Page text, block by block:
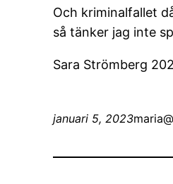
Och kriminalfallet
så tänker jag inte
Sara Strömberg
januari 5, 2023